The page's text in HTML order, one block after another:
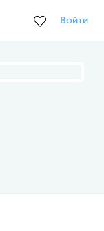
Войти